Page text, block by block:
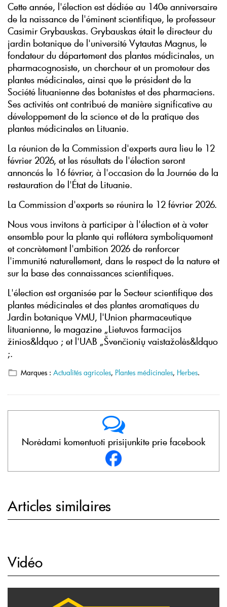
Cette année, l'élection est dédiée au 140e anniversaire
de la naissance de l'éminent scientifique, le professeur
Casimir Grybauskas. Grybauskas était le directeur du
jardin botanique de l'université Vytautas Magnus, le
fondateur du département des plantes médicinales, un
pharmacognosiste, un chercheur et un promoteur des
plantes médicinales, ainsi que le président de la
Société lituanienne des botanistes et des pharmaciens.
Ses activités ont contribué de manière significative au
développement de la science et de la pratique des
plantes médicinales en Lituanie.
La réunion de la Commission d'experts aura lieu le 12
février 2026, et les résultats de l'élection seront
annoncés le 16 février, à l'occasion de la Journée de la
restauration de l'État de Lituanie.
La Commission d'experts se réunira le 12 février 2026.
Nous vous invitons à participer à l'élection et à voter
ensemble pour la plante qui reflétera symboliquement
et concrètement l'ambition 2026 de renforcer
l'immunité naturellement, dans le respect de la nature et
sur la base des connaissances scientifiques.
L'élection est organisée par le Secteur scientifique des
plantes médicinales et des plantes aromatiques du
Jardin botanique VMU, l'Union pharmaceutique
lituanienne, le magazine „Lietuvos farmacijos
žinios&ldquo ; et l'UAB „Švenčionių vaistažolės&ldquo
;.
Marques : Actualités agricoles, Plantes médicinales, Herbes.
Norėdami komentuoti prisijunkite prie facebook
Articles similaires
Vidéo